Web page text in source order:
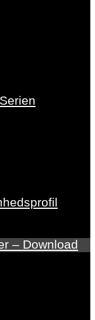
– Download